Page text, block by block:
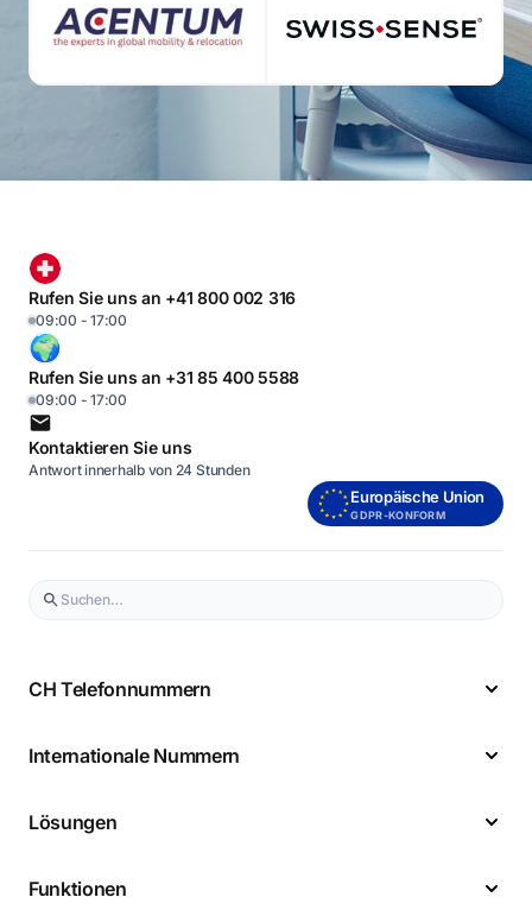
Rufen Sie uns an +41 800 002 316
09:00 - 17:00
Rufen Sie uns an +31 85 400 5588
09:00 - 17:00
Kontaktieren Sie uns
Antwort innerhalb von 24 Stunden
Europäische Union
GDPR-KONFORM
CH Telefonnummern
Internationale Nummern
Lösungen
Funktionen